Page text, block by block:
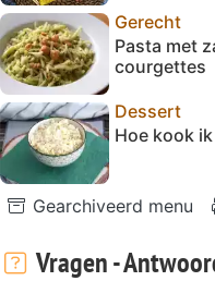
Gerecht
Pasta met
courgettes
Dessert
Hoe kook
Gearchiveerd menu
Vragen -